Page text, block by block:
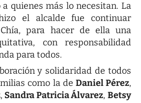
quienes más lo necesitan. La
el alcalde fue continuar
para hacer de ella una
con responsabilidad
para todos.
y solidaridad de todos
como la de Daniel Pérez,
, Sandra Patricia Álvarez,Betsy